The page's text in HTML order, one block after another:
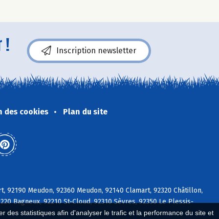
des statistiques afin d'analyser le trafic et la performance du site et
! Inscription newsletter
des cookies Plan du site
Meudon, 92360 Meudon, 92140 Clamart, 92320 Châtillon,
Bagneux, 92210 St-Cloud, 92310 Sèvres, 92350 Le Plessis-